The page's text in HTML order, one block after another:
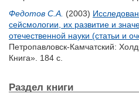
Федотов С.А. (2003)
сейсмологии, их развитие и
отечественной науки (статьи и
Петропавловск-Камчатский:
Книга». 184 с.
Раздел книги